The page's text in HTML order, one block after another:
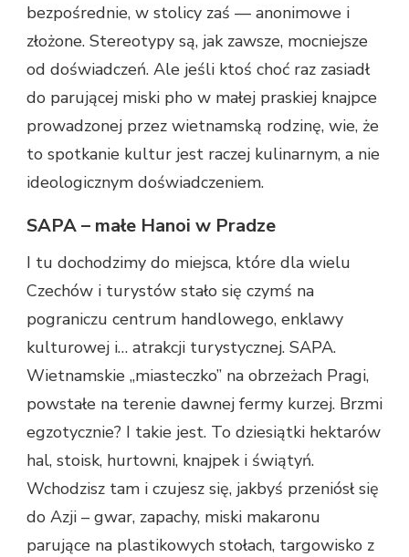
bezpośrednie, w stolicy zaś — anonimowe i
złożone. Stereotypy są, jak zawsze, mocniejsze
od doświadczeń. Ale jeśli ktoś choć raz zasiadł
do parującej miski pho w małej praskiej knajpce
prowadzonej przez wietnamską rodzinę, wie, że
to spotkanie kultur jest raczej kulinarnym, a nie
ideologicznym doświadczeniem.
SAPA – małe Hanoi w Pradze
I tu dochodzimy do miejsca, które dla wielu
Czechów i turystów stało się czymś na
pograniczu centrum handlowego, enklawy
kulturowej i… atrakcji turystycznej. SAPA.
Wietnamskie „miasteczko” na obrzeżach Pragi,
powstałe na terenie dawnej fermy kurzej. Brzmi
egzotycznie? I takie jest. To dziesiątki hektarów
hal, stoisk, hurtowni, knajpek i świątyń.
Wchodzisz tam i czujesz się, jakbyś przeniósł się
do Azji – gwar, zapachy, miski makaronu
parujące na plastikowych stołach, targowisko z